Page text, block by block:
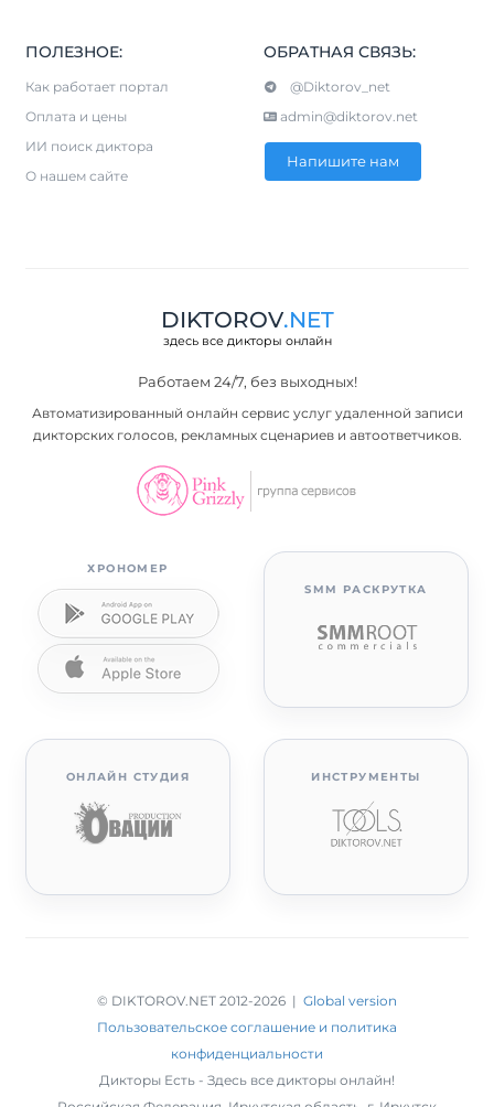
ПОЛЕЗНОЕ:
Как работает портал
Оплата и цены
ИИ поиск диктора
О нашем сайте
ОБРАТНАЯ СВЯЗЬ:
@Diktorov_net
admin@diktorov.net
Напишите нам
DIKTOROV.NET
здесь все дикторы онлайн
Работаем 24/7, без выходных!
Автоматизированный онлайн сервис услуг удаленной записи
дикторских голосов, рекламных сценариев и автоответчиков.
ХРОНОМЕР
SMM РАСКРУТКА
ОНЛАЙН СТУДИЯ ИНСТРУМЕНТЫ
© DIKTOROV.NET 2012-2026 | Global version
Пользовательское соглашение и политика
конфиденциальности
Дикторы Есть - Здесь все дикторы онлайн!